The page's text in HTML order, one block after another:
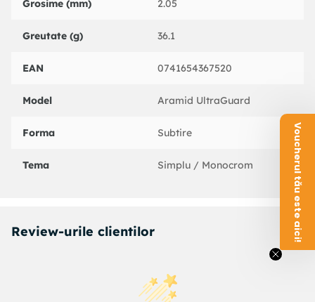
Grosime (mm) 2.05
Greutate (g) 36.1
EAN 0741654367520
Model Aramid UltraGuard
Forma Subtire
Tema Simplu / Monocrom
Review-urile clientilor Voucherul tău este aici!